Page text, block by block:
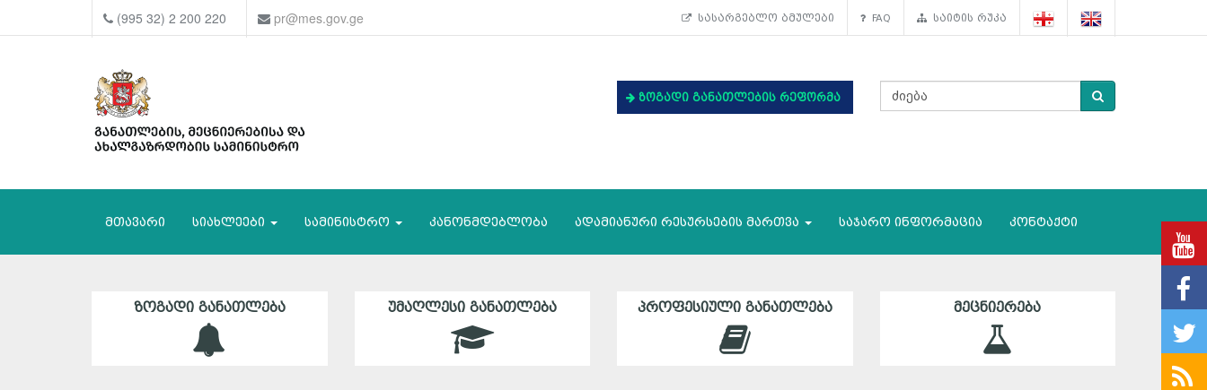
(995 32) 2 200 220 pr@mes.gov.ge სასარგებლო ბმულები FAQ საიტის რუკა
ზოგადი განათლების რეფორმა
მთავარი სიახლეები სამინისტრო კანონმდებლობა ადამიანური რესურსების მართვა საჯარო ინფორმაცია კონტაქტი
ᲖᲝᲒᲐᲓᲘ ᲒᲐᲜᲐᲗᲚᲔᲑᲐ ᲣᲛᲐᲦᲚᲔᲡᲘ ᲒᲐᲜᲐᲗᲚᲔᲑᲐ ᲞᲠᲝᲤᲔᲡᲘᲣᲚᲘ ᲒᲐᲜᲐᲗᲚᲔᲑᲐ ᲛᲔᲪᲜᲘᲔᲠᲔᲑᲐ